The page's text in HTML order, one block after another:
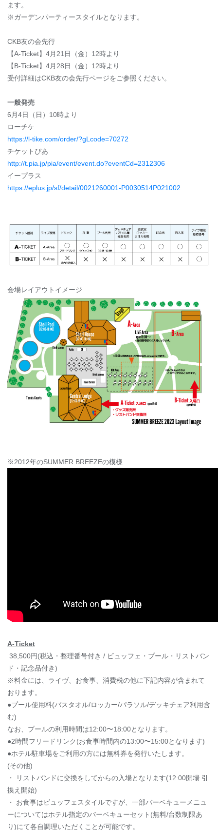
ます。
※ガーデンパーティースタイルとなります。
CKB友の会先行
【A-Ticket】4月21日（金）12時より
【B-Ticket】4月28日（金）12時より
受付詳細はCKB友の会先行ページをご参照ください。
一般発売
6月4日（日）10時より
ローチケ
https://l-tike.com/order/?gLcode=70272
チケットぴあ
http://t.pia.jp/pia/event/event.do?eventCd=2312306
イープラス
https://eplus.jp/sf/detail/0021260001-P0030514P021002
会場レイアウトイメージ
※2012年のSUMMER BREEZEの模様
A-Ticket
38,500円(税込・整理番号付き / ビュッフェ・プール・リストバン
ド・記念品付き)
※料金には、ライヴ、お食事、消費税の他に下記内容が含まれて
おります。
●プール使用料(バスタオル/ロッカー/パラソル/デッキチェア利用含
む)
なお、プールの利用時間は12:00〜18:00となります。
●2時間フリードリンク(お食事時間内の13:00〜15:00となります)
●ホテル駐車場をご利用の方には無料券を発行いたします。
(その他)
・ リストバンドに交換をしてからの入場となります(12:00開場 引
換え開始)
・ お食事はビュッフェスタイルですが、一部バーベキューメニュ
ーについてはホテル指定のバーベキューセット(無料/台数制限あ
り)にて各自調理いただくことが可能です。